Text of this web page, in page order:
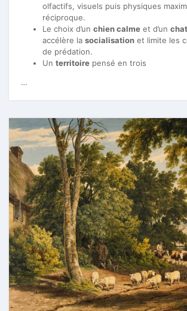
olfactifs, visuels puis physiques
réciproque.
Le choix d’un chien calme et d’un
accélère la socialisation et limite les
de prédation.
Un territoire pensé en trois
…